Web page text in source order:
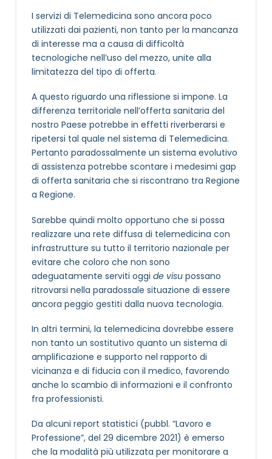
I servizi di Telemedicina sono ancora poco
utilizzati dai pazienti, non tanto per la mancanza
di interesse ma a causa di difficoltà
tecnologiche nell’uso del mezzo, unite alla
limitatezza del tipo di offerta.
A questo riguardo una riflessione si impone. La
differenza territoriale nell’offerta sanitaria del
nostro Paese potrebbe in effetti riverberarsi e
ripetersi tal quale nel sistema di Telemedicina.
Pertanto paradossalmente un sistema evolutivo
di assistenza potrebbe scontare i medesimi gap
di offerta sanitaria che si riscontrano tra Regione
a Regione.
Sarebbe quindi molto opportuno che si possa
realizzare una rete diffusa di telemedicina con
infrastrutture su tutto il territorio nazionale per
evitare che coloro che non sono
adeguatamente serviti oggi de visupossano
ritrovarsi nella paradossale situazione di essere
ancora peggio gestiti dalla nuova tecnologia.
In altri termini, la telemedicina dovrebbe essere
non tanto un sostitutivo quanto un sistema di
amplificazione e supporto nel rapporto di
vicinanza e di fiducia con il medico, favorendo
anche lo scambio di informazioni e il confronto
fra professionisti.
Da alcuni report statistici (pubbl. “Lavoro e
Professione”, del 29 dicembre 2021) è emerso
che la modalità più utilizzata per monitorare a